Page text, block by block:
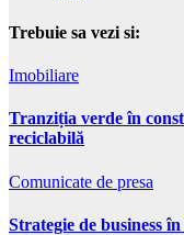
Trebuie sa vezi si:
Imobiliare
Tranziția verde în
reciclabilă
Comunicate de presa
Strategie de business